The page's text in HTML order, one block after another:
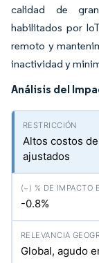
calidad de
habilitados por
remoto y
inactividad y
Análisis del
Altos costos
ajustados
-0.8%
Global, agudo